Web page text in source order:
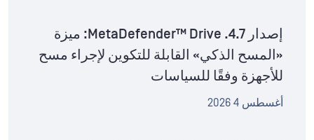
إصدار MetaDefender™ Drive .4.7: ميزة
«المسح الذكي» القابلة للتكوين لإجراء مسح
للأجهزة وفقًا للسياسات
أغسطس 4 2026